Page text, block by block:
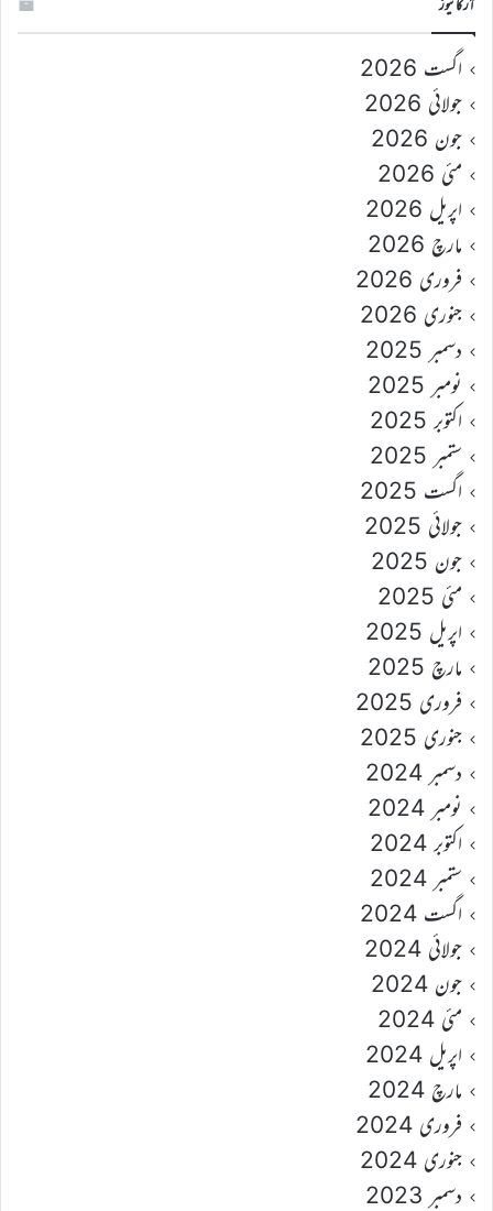
اگست 2026
جولائی 2026
جون 2026
مئی 2026
اپریل 2026
مارچ 2026
فروری 2026
جنوری 2026
دسمبر 2025
نومبر 2025
اکتوبر 2025
ستمبر 2025
اگست 2025
جولائی 2025
جون 2025
مئی 2025
اپریل 2025
مارچ 2025
فروری 2025
جنوری 2025
دسمبر 2024
نومبر 2024
اکتوبر 2024
ستمبر 2024
اگست 2024
جولائی 2024
جون 2024
مئی 2024
اپریل 2024
مارچ 2024
فروری 2024
جنوری 2024
دسمبر 2023